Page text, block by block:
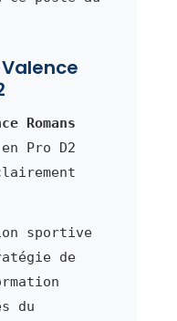
Romans
Pro D2
sportive
de
du